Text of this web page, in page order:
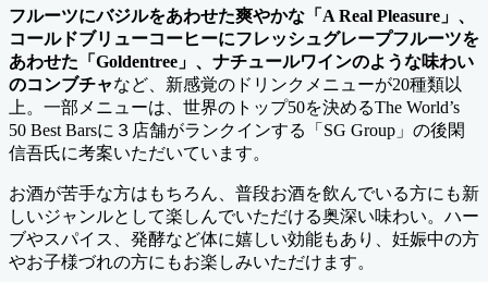
フルーツにバジルをあわせた爽やかな「A Real Pleasure」、
コールドブリューコーヒーにフレッシュグレープフルーツを
あわせた「Goldentree」、ナチュールワインのような味わい
のコンブチャなど、新感覚のドリンクメニューが20種類以
上。一部メニューは、世界のトップ50を決めるThe World’s
50 Best Barsに３店舗がランクインする「SG Group」の後閑
信吾氏に考案いただいています。
お酒が苦手な方はもちろん、普段お酒を飲んでいる方にも新
しいジャンルとして楽しんでいただける奥深い味わい。ハー
ブやスパイス、発酵など体に嬉しい効能もあり、妊娠中の方
やお子様づれの方にもお楽しみいただけます。